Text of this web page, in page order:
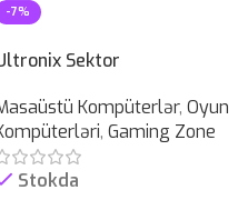
-7%
Sektor
Kompüterlər, Oyun
, Gaming Zone
Stokda